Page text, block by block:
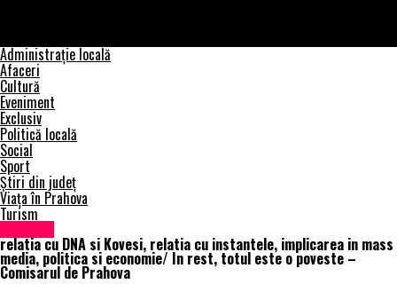
Administrație locală
Afaceri
Cultură
Eveniment
Exclusiv
Politică locală
Social
Sport
Știri din județ
Viața în Prahova
Turism
relatia cu DNA si Kovesi, relatia cu instantele, implicarea in mass
media, politica si economie/ In rest, totul este o poveste –
Comisarul de Prahova